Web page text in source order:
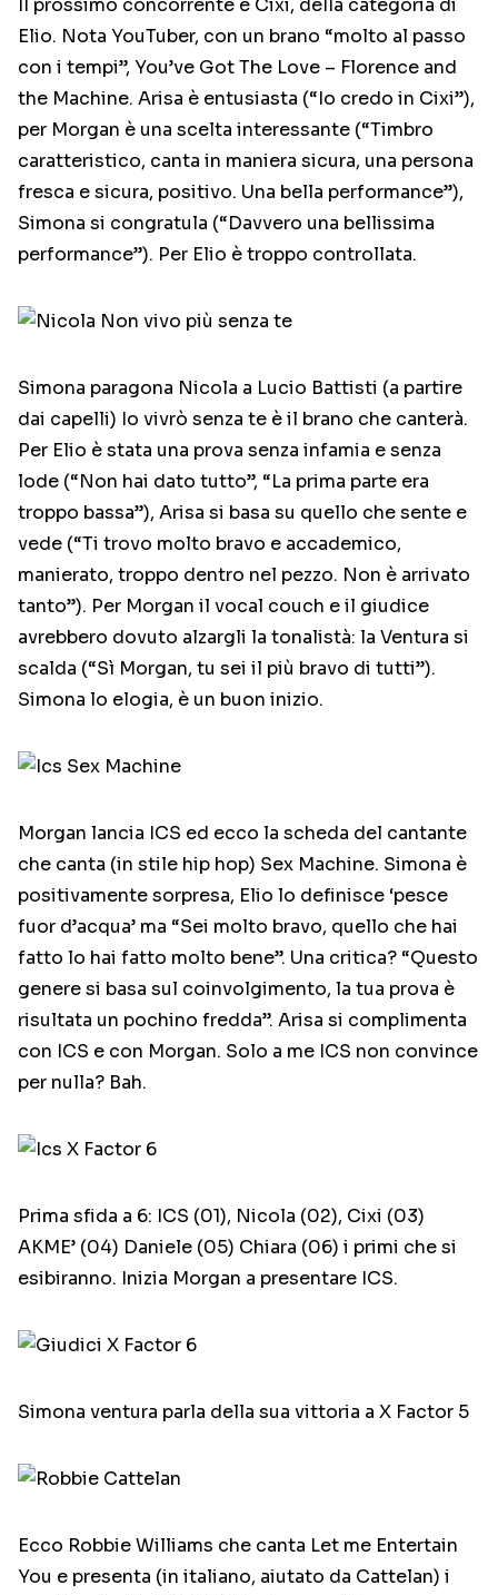
Il prossimo concorrente è Cixi, della categoria di
Elio. Nota YouTuber, con un brano “molto al passo
con i tempi”, You’ve Got The Love – Florence and
the Machine. Arisa è entusiasta (“Io credo in Cixi”),
per Morgan è una scelta interessante (“Timbro
caratteristico, canta in maniera sicura, una persona
fresca e sicura, positivo. Una bella performance”),
Simona si congratula (“Davvero una bellissima
performance”). Per Elio è troppo controllata.
Simona paragona Nicola a Lucio Battisti (a partire
dai capelli) Io vivrò senza te è il brano che canterà.
Per Elio è stata una prova senza infamia e senza
lode (“Non hai dato tutto”, “La prima parte era
troppo bassa”), Arisa si basa su quello che sente e
vede (“Ti trovo molto bravo e accademico,
manierato, troppo dentro nel pezzo. Non è arrivato
tanto”). Per Morgan il vocal couch e il giudice
avrebbero dovuto alzargli la tonalistà: la Ventura si
scalda (“Sì Morgan, tu sei il più bravo di tutti”).
Simona lo elogia, è un buon inizio.
Morgan lancia ICS ed ecco la scheda del cantante
che canta (in stile hip hop) Sex Machine. Simona è
positivamente sorpresa, Elio lo definisce ‘pesce
fuor d’acqua’ ma “Sei molto bravo, quello che hai
fatto lo hai fatto molto bene”. Una critica? “Questo
genere si basa sul coinvolgimento, la tua prova è
risultata un pochino fredda”. Arisa si complimenta
con ICS e con Morgan. Solo a me ICS non convince
per nulla? Bah.
Prima sfida a 6: ICS (01), Nicola (02), Cixi (03)
AKME’ (04) Daniele (05) Chiara (06) i primi che si
esibiranno. Inizia Morgan a presentare ICS.
Simona ventura parla della sua vittoria a X Factor 5
Ecco Robbie Williams che canta Let me Entertain
You e presenta (in italiano, aiutato da Cattelan) i